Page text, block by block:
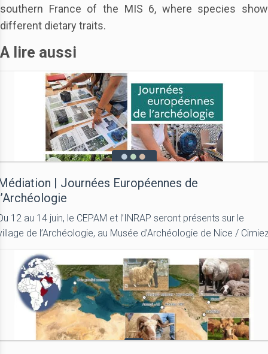
southern France of the MIS 6, where species show
different dietary traits.
A lire aussi
| Journées Européennes de
12 au 14 juin, le CEPAM et l’INRAP seront présents sur le
de l’Archéologie, au Musée d’Archéologie de Nice /